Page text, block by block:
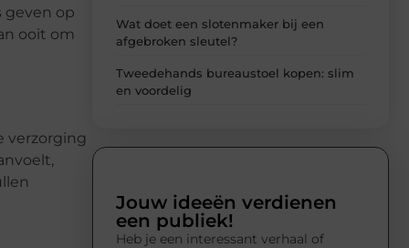
geven op
ooit om
verzorging
Wat doet een slotenmaker bij een
afgebroken sleutel?
Tweedehands bureaustoel kopen: slim
en voordelig
Jouw ideeën verdienen
een publiek!
Heb je een interessant verhaal of